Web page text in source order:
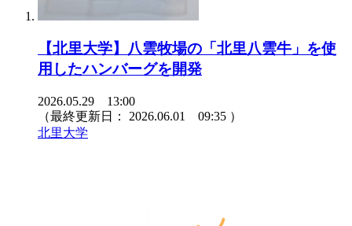
【北里大学】八雲牧場の「北里八雲牛」を使
用したハンバーグを開発
2026.05.29 13:00
（最終更新日： 2026.06.01 09:35 ）
北里大学